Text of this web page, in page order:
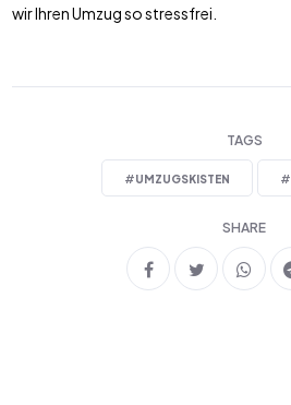
wir Ihren Umzug so stressfrei.
TAGS
#UMZUGSKISTEN #
SHARE